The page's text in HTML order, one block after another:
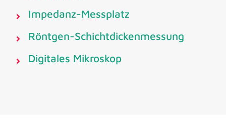
Impedanz-Messplatz
Röntgen-Schichtdickenmessung
Digitales Mikroskop